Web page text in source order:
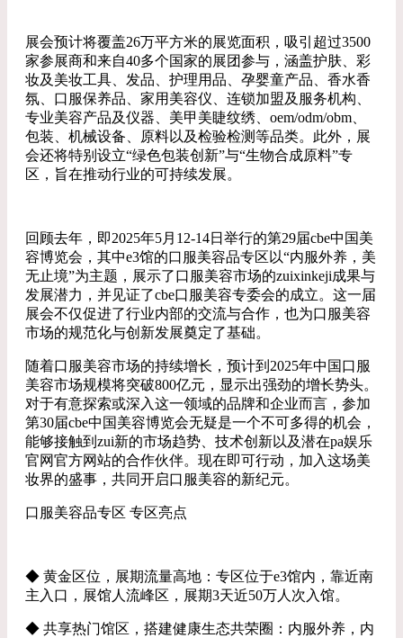
展会预计将覆盖26万平方米的展览面积，吸引超过3500
家参展商和来自40多个国家的展团参与，涵盖护肤、彩
妆及美妆工具、发品、护理用品、孕婴童产品、香水香
氛、口服保养品、家用美容仪、连锁加盟及服务机构、
专业美容产品及仪器、美甲美睫纹绣、oem/odm/obm、
包装、机械设备、原料以及检验检测等品类。此外，展
会还将特别设立“绿色包装创新”与“生物合成原料”专
区，旨在推动行业的可持续发展。
回顾去年，即2025年5月12-14日举行的第29届cbe中国美
容博览会，其中e3馆的口服美容品专区以“内服外养，美
无止境”为主题，展示了口服美容市场的zuixinkeji成果与
发展潜力，并见证了cbe口服美容专委会的成立。这一届
展会不仅促进了行业内部的交流与合作，也为口服美容
市场的规范化与创新发展奠定了基础。
随着口服美容市场的持续增长，预计到2025年中国口服
美容市场规模将突破800亿元，显示出强劲的增长势头。
对于有意探索或深入这一领域的品牌和企业而言，参加
第30届cbe中国美容博览会无疑是一个不可多得的机会，
能够接触到zui新的市场趋势、技术创新以及潜在pa娱乐
官网官方网站的合作伙伴。现在即可行动，加入这场美
妆界的盛事，共同开启口服美容的新纪元。
口服美容品专区 专区亮点
◆ 黄金区位，展期流量高地：专区位于e3馆内，靠近南
主入口，展馆人流峰区，展期3天近50万人次入馆。
◆ 共享热门馆区，搭建健康生态共荣圈：内服外养，内